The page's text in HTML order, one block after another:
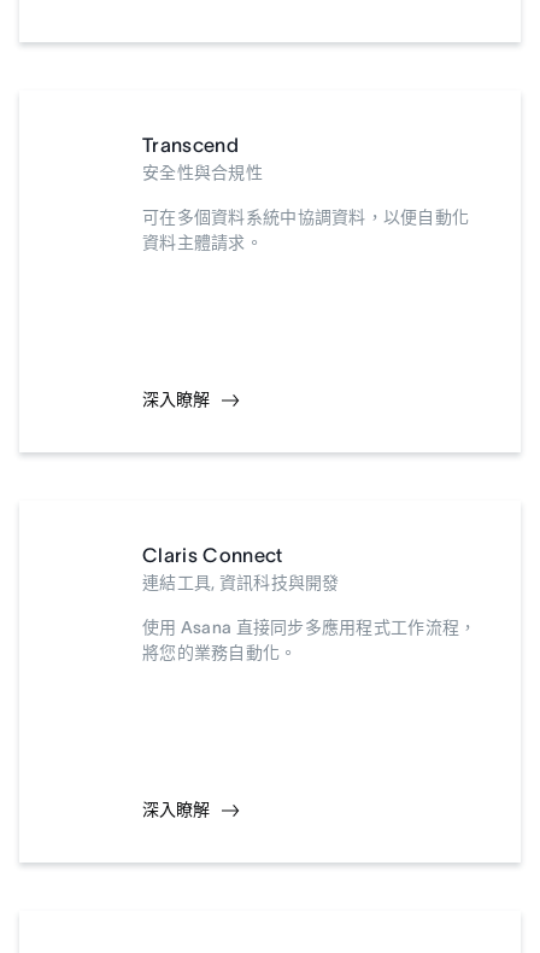
Transcend
安全性與合規性
可在多個資料系統中協調資料，以便自動化
資料主體請求。
深入瞭解
Claris Connect
連結工具, 資訊科技與開發
使用 Asana 直接同步多應用程式工作流程，
將您的業務自動化。
深入瞭解